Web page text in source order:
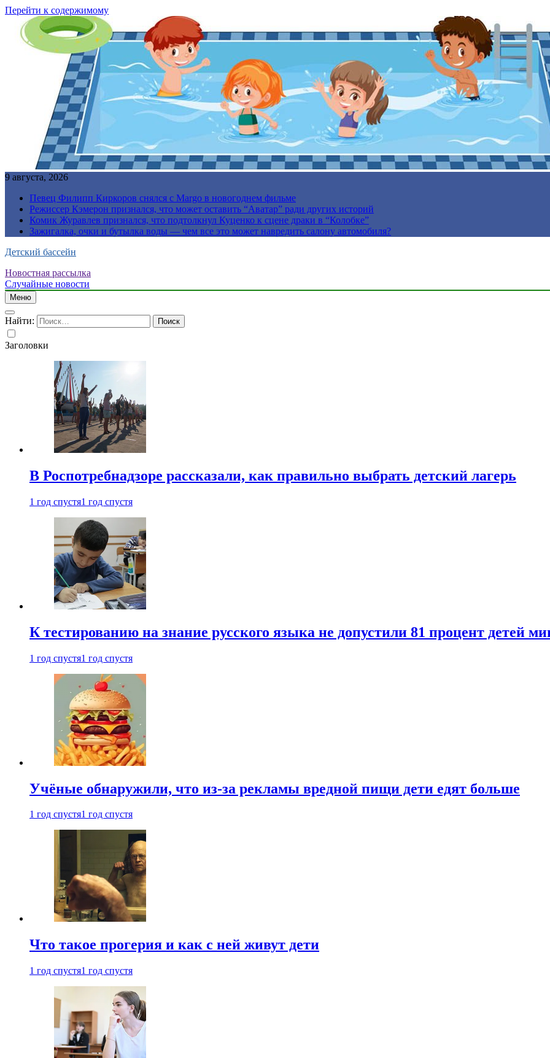
Перейти к содержимому
9 августа, 2026
Певец Филипп Киркоров снялся с Margo в новогоднем фильме
Режиссер Кэмерон признался, что может оставить “Аватар” ради других историй
Комик Журавлев признался, что подтолкнул Куценко к сцене драки в “Колобке”
Зажигалка, очки и бутылка воды — чем все это может навредить салону автомобиля?
Детский бассейн
Новостная рассылка
Случайные новости
Меню
Найти:
Заголовки
В Роспотребнадзоре рассказали, как правильно выбрать детский лагерь
1 год спустя1 год спустя
К тестированию на знание русского языка не допустили 81 процент детей
1 год спустя1 год спустя
Учёные обнаружили, что из-за рекламы вредной пищи дети едят больше
1 год спустя1 год спустя
Что такое прогерия и как с ней живут дети
1 год спустя1 год спустя